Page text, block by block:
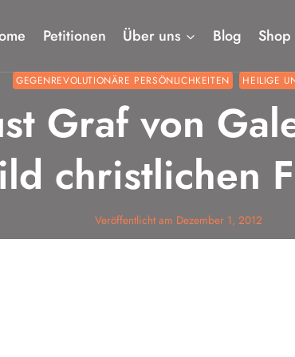
Petitionen Über uns Blog Shop
GEGENREVOLUTIONÄRE PERSÖNLICHKEITEN HEILIGE
Graf von
christlichen
Veröffentlicht am Dezember 1, 2012